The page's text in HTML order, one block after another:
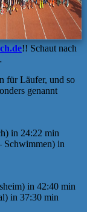
!! Schaut nach
für Läufer, und so
genannt
in 24:22 min
Schwimmen) in
in 42:40 min
in 37:30 min